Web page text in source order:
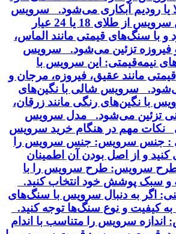
یا رودیم آبکاری می‌شود. سرویس
شالی طلا: این سرویس از طلای 18 یا 24 عیار
با سنگ‌های قیمتی مانند الماس،
فیروزه تزئین می‌شود. سرویس
نیمه‌قیمتی: این سرویس با
مانند عقیق، فیروزه، مرجان و
سرویس شالی با نگین‌های
با نگین‌های رنگی مانند زرقان،
تزئین می‌شود. مدل سرویس
نکات مهم در هنگام خرید سرویس
: جنس سرویس: جنس سرویس را
و از اصل بودن آن اطمینان
سرویس: طرح سرویس را با
و سبک پوشش خود انتخاب کنید.
اگر به دنبال سرویس با سنگ‌های
به کیفیت و نوع سنگ‌ها توجه کنید.
اندازه سرویس را متناسب با اندام